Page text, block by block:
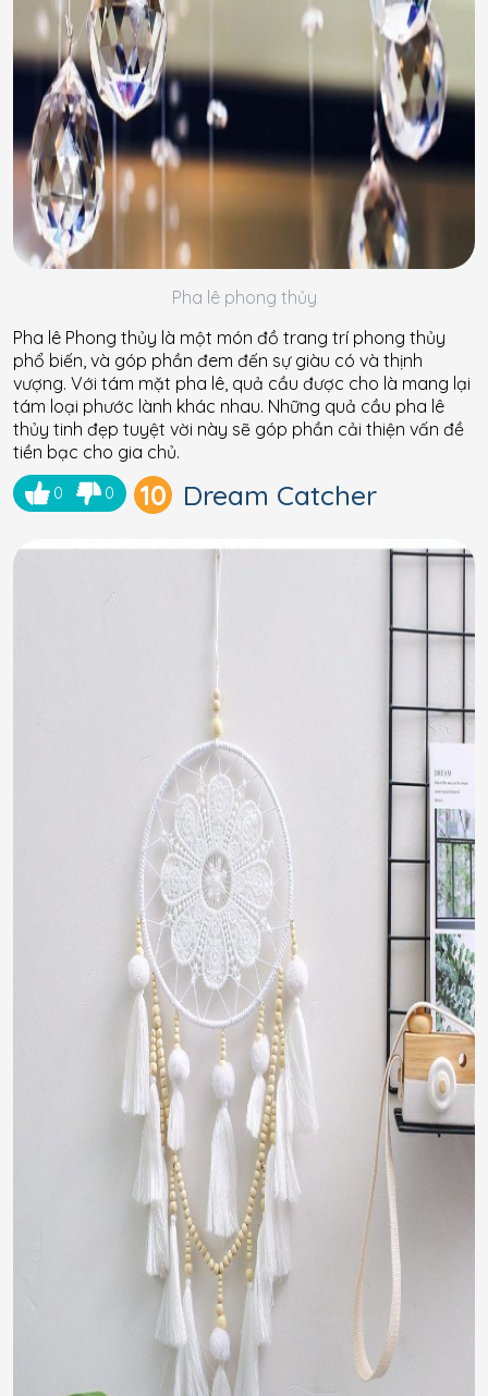
Pha lê phong thủy
Pha lê Phong thủy là một món đồ trang trí phong thủy
phổ biến, và góp phần đem đến sự giàu có và thịnh
vượng. Với tám mặt pha lê, quả cầu được cho là mang lại
tám loại phước lành khác nhau. Những quả cầu pha lê
thủy tinh đẹp tuyệt vời này sẽ góp phần cải thiện vấn đề
tiền bạc cho gia chủ.
0 0 10 Dream Catcher